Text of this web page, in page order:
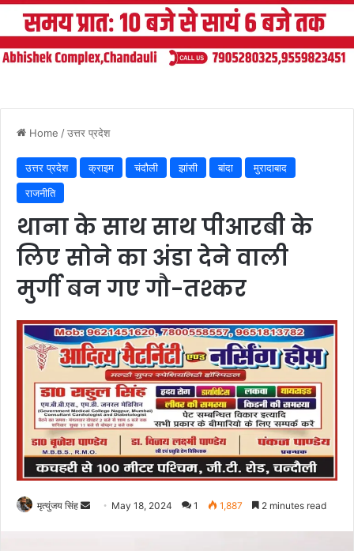
Home /उत्तर प्रदेश
उत्तर प्रदेश क्राइम चंदौली झांसी बांदा
मुरादाबाद
राजनीति
थाना के साथ साथ पीआरबी के
लिए सोने का अंडा देने वाली
मुर्गी बन गए गौ-तश्कर
मृत्युंजय सिंह
Send May 18, 2024 1 1,887 2 minutes read